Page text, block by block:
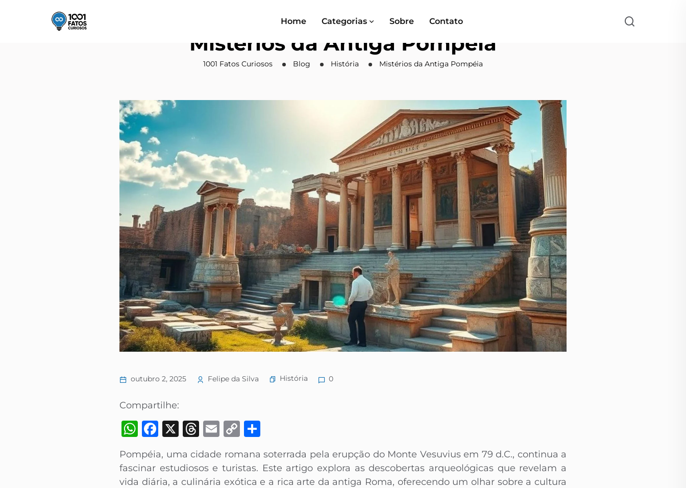
Home Categorias Sobre Contato
Mistérios da Antiga Pompéia
1001 Fatos Curiosos Blog História Mistérios da Antiga Pompéia
outubro 2, 2025 Felipe da Silva História 0
Compartilhe:
WhatsApp
Facebook
X Threads
Email
Copy
Pompéia, uma cidade romana soterrada pela erupção do Monte Vesuvius em 79 d.C., continua a
fascinar estudiosos e turistas. Este artigo explora as descobertas arqueológicas que revelam a
vida diária, a culinária exótica e a rica arte da antiga Roma, oferecendo um olhar sobre a cultura